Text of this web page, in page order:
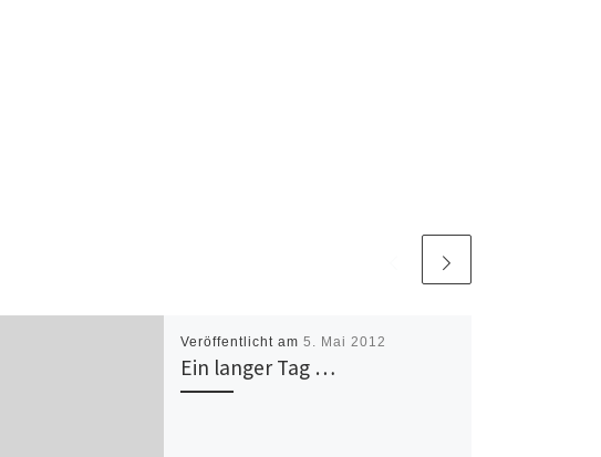
Veröffentlicht am 5. Mai 2012
Ein langer Tag …